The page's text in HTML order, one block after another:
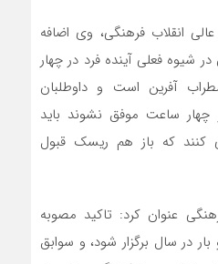
انقلاب فرهنگی، وی اضافه
شیوه فعلی آینده فرد در چهار
آفرین است و داوطلبان
ساعت موفق نشوند باید
کنند که باز هم ریسک قبول
عنوان کرد: تاکید مصوبه
در سال برگزار شود، و سوابق